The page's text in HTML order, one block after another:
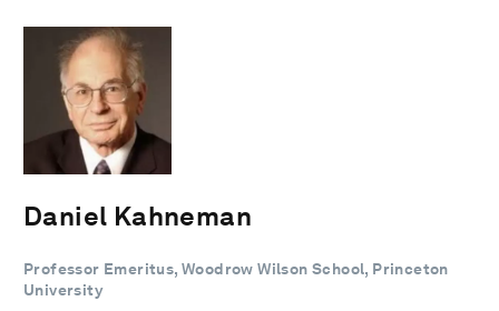
Daniel Kahneman
Professor Emeritus, Woodrow Wilson School, Princeton
University